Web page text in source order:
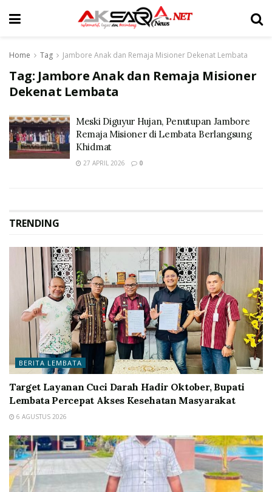
Home Tag Jambore Anak dan Remaja Misioner Dekenat Lembata
Tag: Jambore Anak dan Remaja Misioner
Dekenat Lembata
Meski Diguyur Hujan, Penutupan Jambore
Remaja Misioner di Lembata Berlangsung
Khidmat
27 APRIL 2026 0
TRENDING
BERITA LEMBATA
Target Layanan Cuci Darah Hadir Oktober, Bupati
Lembata Percepat Akses Kesehatan Masyarakat
6 AGUSTUS 2026